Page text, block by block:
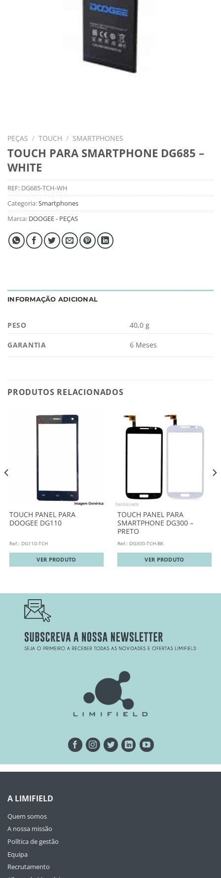
PEÇAS / TOUCH / SMARTPHONES
TOUCH PARA SMARTPHONE DG685 –
WHITE
REF: DG685-TCH-WH
Categoria:Smartphones
Marca: DOOGEE - PEÇAS
INFORMAÇÃO ADICIONAL
PESO 40,0 g
GARANTIA 6 Meses
PRODUTOS RELACIONADOS
TOUCH PANEL PARA
DOOGEE DG110
Ref.: DG110-TCH
VER PRODUTO
TOUCH PANEL PARA
SMARTPHONE DG300 –
PRETO
Ref.: DG300-TCH-BK
VER PRODUTO
A LIMIFIELD
Quem somos
A nossa missão
Política de gestão
Equipa
Recrutamento